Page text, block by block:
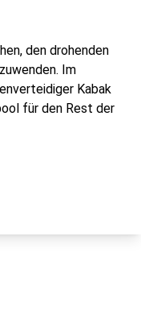
den drohenden
Im
Kabak
für den Rest der